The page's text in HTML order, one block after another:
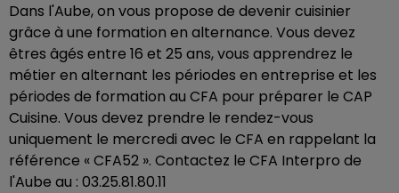
Dans l'Aube, on vous propose de devenir cuisinier
grâce à une formation en alternance. Vous devez
êtres âgés entre 16 et 25 ans, vous apprendrez le
métier en alternant les périodes en entreprise et les
périodes de formation au CFA pour préparer le CAP
Cuisine. Vous devez prendre le rendez-vous
uniquement le mercredi avec le CFA en rappelant la
référence « CFA52 ». Contactez le CFA Interpro de
l'Aube au : 03.25.81.80.11